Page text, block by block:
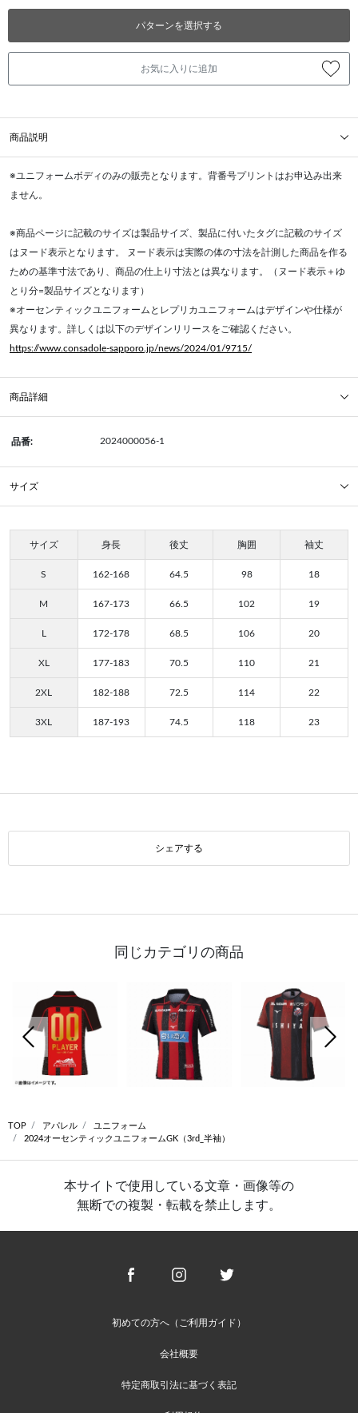
パターンを選択する
お気に入りに追加
商品説明
※ユニフォームボディのみの販売となります。背番号プリントはお申込み出来
ません。
※商品ページに記載のサイズは製品サイズ、製品に付いたタグに記載のサイズ
はヌード表示となります。 ヌード表示は実際の体の寸法を計測した商品を作る
ための基準寸法であり、商品の仕上り寸法とは異なります。（ヌード表示＋ゆ
とり分=製品サイズとなります）
※オーセンティックユニフォームとレプリカユニフォームはデザインや仕様が
異なります。詳しくは以下のデザインリリースをご確認ください。
https://www.consadole-sapporo.jp/news/2024/01/9715/
商品詳細
品番: 2024000056-1
サイズ
サイズ 身長 後丈 胸囲 袖丈
S 162-168 64.5 98 18
M 167-173 66.5 102 19
L 172-178 68.5 106 20
XL 177-183 70.5 110 21
2XL 182-188 72.5 114 22
3XL 187-193 74.5 118 23
シェアする
同じカテゴリの商品
前の画像
TOP アパレル
ユニフォーム
2024オーセンティックユニフォームGK（3rd_半袖）
本サイトで使用している文章・画像等の
無断での複製・転載を禁止します。
初めての方へ（ご利用ガイド）
会社概要
特定商取引法に基づく表記